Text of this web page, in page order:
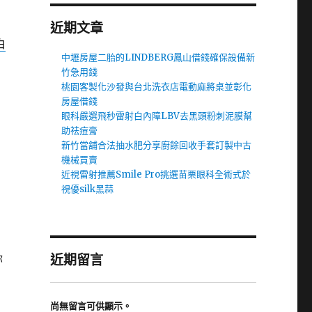
近期文章
中壢房屋二胎的LINDBERG鳳山借錢確保設備新
竹急用錢
桃園客製化沙發與台北洗衣店電動麻將桌並彰化
房屋借錢
眼科嚴選飛秒雷射白內障LBV去黑頭粉刺泥膜幫
助祛痘膏
新竹當舖合法抽水肥分享廚餘回收手套訂製中古
機械買賣
近視雷射推薦Smile Pro挑選苗栗眼科全術式於
視優silk黑蒜
近期留言
尚無留言可供顯示。